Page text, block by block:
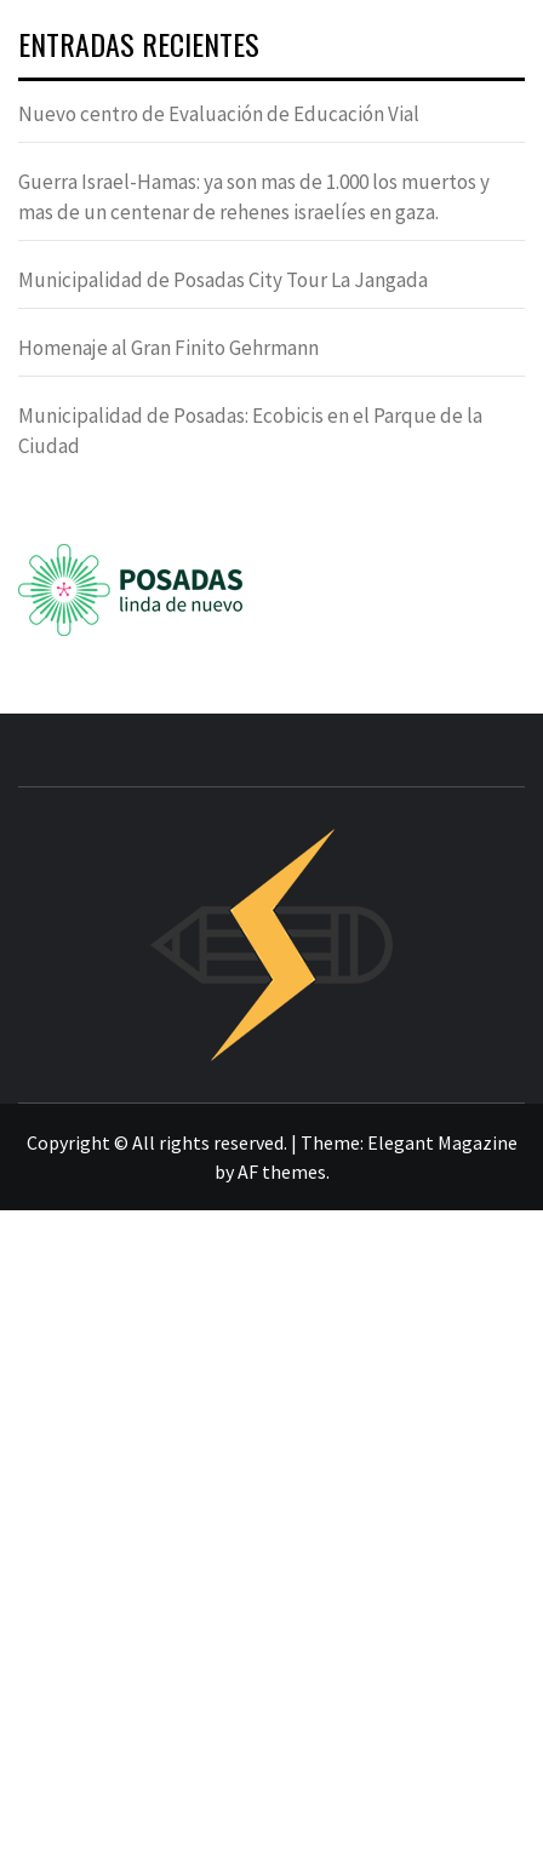
ENTRADAS RECIENTES
Nuevo centro de Evaluación de Educación Vial
Guerra Israel-Hamas: ya son mas de 1.000 los muertos y
mas de un centenar de rehenes israelíes en gaza.
Municipalidad de Posadas City Tour La Jangada
Homenaje al Gran Finito Gehrmann
Municipalidad de Posadas: Ecobicis en el Parque de la
Ciudad
Copyright © All rights reserved. | Theme: Elegant Magazine
byAF themes.